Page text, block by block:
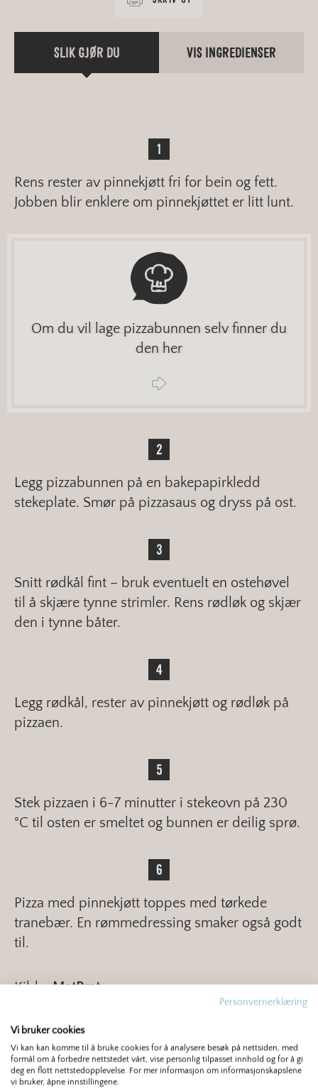
SLIK GJØR DU VIS INGREDIENSER
Rens rester av pinnekjøtt fri for bein og fett.
Jobben blir enklere om pinnekjøttet er litt lunt.
Om du vil lage pizzabunnen selv finner du
den her
Legg pizzabunnen på en bakepapirkledd
stekeplate. Smør på pizzasaus og dryss på ost.
Snitt rødkål fint – bruk eventuelt en ostehøvel
til å skjære tynne strimler. Rens rødløk og skjær
den i tynne båter.
Legg rødkål, rester av pinnekjøtt og rødløk på
pizzaen.
Stek pizzaen i 6-7 minutter i stekeovn på 230
°C til osten er smeltet og bunnen er deilig sprø.
Pizza med pinnekjøtt toppes med tørkede
tranebær. En rømmedressing smaker også godt
til.
Kilde:MatPrat
>> Sjekk også ut vår
på pizzadeig og pizzabunn– og gode tips til
hvordan du lykkes med pizzabaksten.
Personvernerklæring
Vi bruker cookies
Vi kan kan komme til å bruke cookies for å analysere besøk på nettsiden, med
formål om å forbedre nettstedet vårt, vise personlig tilpasset innhold og for å gi
deg en flott nettstedopplevelse. For mer informasjon om informasjonskapslene
vi bruker, åpne innstillingene.